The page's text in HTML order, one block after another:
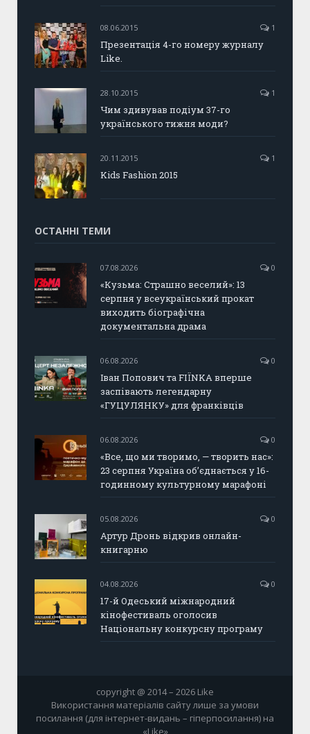
08.06.2015 1
Презентація 4-го номеру журналу
Like.
28.10.2015 1
Чим здивував подіум 37-го
українського тижня моди?
20.11.2015 1
Kids Fashion 2015
ОСТАННІ ТЕМИ
07.08.2026 0
«Кузьма: Страшно веселий»: 13
серпня у всеукраїнський прокат
виходить біографічна
документальна драма
06.08.2026 0
Іван Попович та FIÏNKA вперше
заспівають легендарну
«ГУЦУЛЯНКУ» для франківців
06.08.2026 0
«Все, що ми творимо, — творить нас»:
23 серпня Україна об’єднається у 16-
годинному культурному марафоні
05.08.2026 0
Артур Дронь відкрив онлайн-
книгарню
04.08.2026 0
17-й Одеський міжнародний
кінофестиваль оголосив
Національну конкурсну програму
copyright @ 2014 – 2026 Like
Використання матеріалів сайту лише за умови
посилання (для інтернет-видань – гіперпосилання) на
«Like»